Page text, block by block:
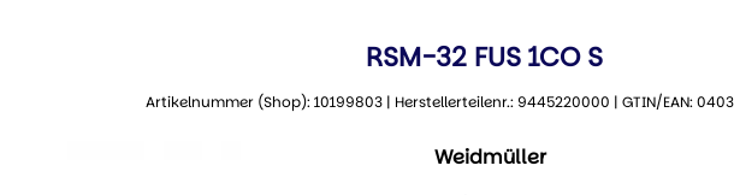
RSM-32 FUS 1CO S
Artikelnummer (Shop): 10199803 | Herstellerteilenr.: 9445220000 | GTIN/EAN:
Weidmüller